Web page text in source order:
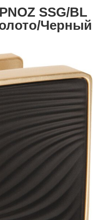
SSG/BL
Черный